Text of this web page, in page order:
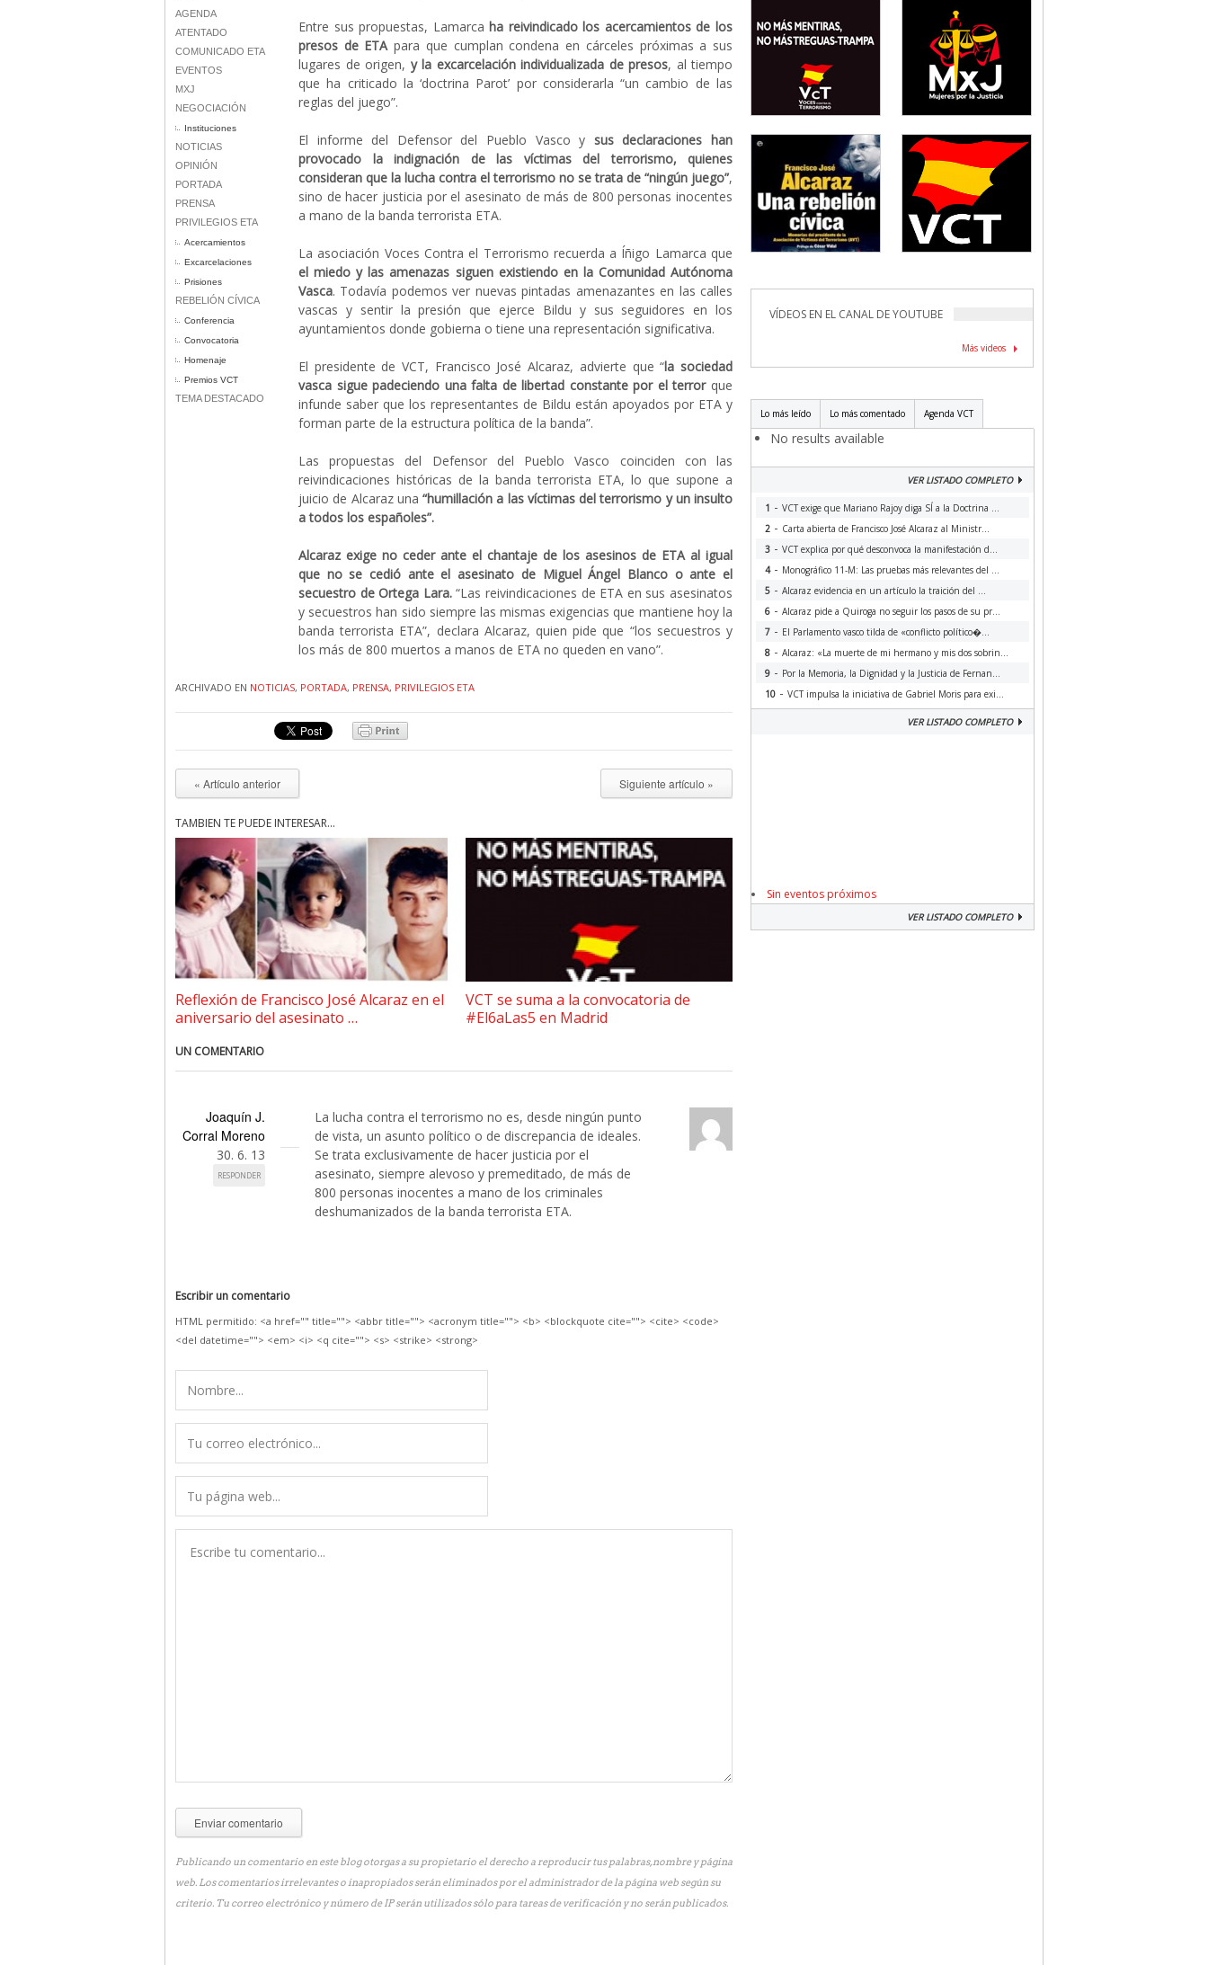
AGENDA
ATENTADO
COMUNICADO ETA
EVENTOS
MXJ
NEGOCIACIÓN
Instituciones
NOTICIAS
OPINIÓN
PORTADA
PRENSA
PRIVILEGIOS ETA
Acercamientos
Excarcelaciones
Prisiones
REBELIÓN CÍVICA
Conferencia
Convocatoria
Homenaje
Premios VCT
TEMA DESTACADO
Entre sus propuestas, Lamarcaha reivindicado los acercamientos de los
presos de ETApara que cumplan condena en cárceles próximas a sus
lugares de origen, y la excarcelación individualizada de presos, al tiempo
que ha criticado la ‘doctrina Parot’ por considerarla “un cambio de las
reglas del juego”.
El informe del Defensor del Pueblo Vasco y sus declaraciones han
provocado la indignación de las víctimas del terrorismo, quienes
consideran que la lucha contra el terrorismo no se trata de “ningún juego”,
sino de hacer justicia por el asesinato de más de 800 personas inocentes
a mano de la banda terrorista ETA.
La asociación Voces Contra el Terrorismo recuerda a Íñigo Lamarca que
el miedo y las amenazas siguen existiendo en la Comunidad Autónoma
Vasca. Todavía podemos ver nuevas pintadas amenazantes en las calles
vascas y sentir la presión que ejerce Bildu y sus seguidores en los
ayuntamientos donde gobierna o tiene una representación significativa.
El presidente de VCT, Francisco José Alcaraz, advierte que “la sociedad
vasca sigue padeciendo una falta de libertad constante por el terrorque
infunde saber que los representantes de Bildu están apoyados por ETA y
forman parte de la estructura política de la banda”.
Las propuestas del Defensor del Pueblo Vasco coinciden con las
reivindicaciones históricas de la banda terrorista ETA, lo que supone a
juicio de Alcaraz una “humillación a las víctimas del terrorismo y un insulto
a todos los españoles”.
Alcaraz exige no ceder ante el chantaje de los asesinos de ETA al igual
que no se cedió ante el asesinato de Miguel Ángel Blanco o ante el
secuestro de Ortega Lara.“Las reivindicaciones de ETA en sus asesinatos
y secuestros han sido siempre las mismas exigencias que mantiene hoy la
banda terrorista ETA”, declara Alcaraz, quien pide que “los secuestros y
los más de 800 muertos a manos de ETA no queden en vano”.
ARCHIVADO EN NOTICIAS, PORTADA, PRENSA, PRIVILEGIOS ETA
« Artículo anterior Siguiente artículo »
TAMBIÉN TE PUEDE INTERESAR...
Reflexión de Francisco José Alcaraz en el
aniversario del asesinato …
VCT se suma a la convocatoria de
#El6aLas5 en Madrid
UN COMENTARIO
Joaquín J.
Corral Moreno
30. 6. 13
RESPONDER
La lucha contra el terrorismo no es, desde ningún punto
de vista, un asunto político o de discrepancia de ideales.
Se trata exclusivamente de hacer justicia por el
asesinato, siempre alevoso y premeditado, de más de
800 personas inocentes a mano de los criminales
deshumanizados de la banda terrorista ETA.
Escribir un comentario
HTML permitido: <a href="" title=""> <abbr title=""> <acronym title=""> <b> <blockquote cite=""> <cite> <code>
<del datetime=""> <em> <i> <q cite=""> <s> <strike> <strong>
Publicando un comentario en este blog otorgas a su propietario el derecho a reproducir tus palabras, nombre y página
web. Los comentarios irrelevantes o inapropiados serán eliminados por el administrador de la página web según su
criterio. Tu correo electrónico y número de IP serán utilizados sólo para tareas de verificación y no serán publicados.
VÍDEOS EN EL CANAL DE YOUTUBE
Más videos
Lo más leído Lo más comentado Agenda VCT
No results available
VER LISTADO COMPLETO
1 - VCT exige que Mariano Rajoy diga SÍ a la Doctrina ...
2 - Carta abierta de Francisco José Alcaraz al Ministr...
3 - VCT explica por qué desconvoca la manifestación d...
4- Monográfico 11-M: Las pruebas más relevantes del ...
5 - Alcaraz evidencia en un artículo la traición del ...
6 - Alcaraz pide a Quiroga no seguir los pasos de su pr...
7 - El Parlamento vasco tilda de «conflicto político�...
8 - Alcaraz: «La muerte de mi hermano y mis dos sobrin...
9 - Por la Memoria, la Dignidad y la Justicia de Fernan...
10 - VCT impulsa la iniciativa de Gabriel Moris para exi...
VER LISTADO COMPLETO
Sin eventos próximos
VER LISTADO COMPLETO